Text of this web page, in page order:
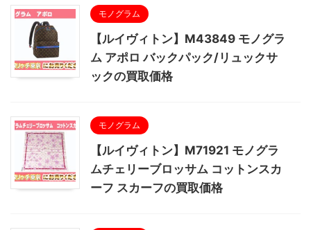
モノグラム
【ルイヴィトン】M43849 モノグラ
ム アポロ バックパック/リュックサ
ックの買取価格
モノグラム
【ルイヴィトン】M71921 モノグラ
ムチェリーブロッサム コットンスカ
ーフ スカーフの買取価格